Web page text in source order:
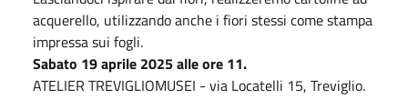
acquerello, utilizzando anche i fiori stessi come stampa
impressa sui fogli.
Sabato 19 aprile 2025 alle ore 11.
ATELIER TREVIGLIOMUSEI - via Locatelli 15, Treviglio.